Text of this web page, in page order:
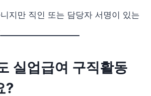
지만 직인 또는 담당자 서명이 있는
실업급여 구직활동
?